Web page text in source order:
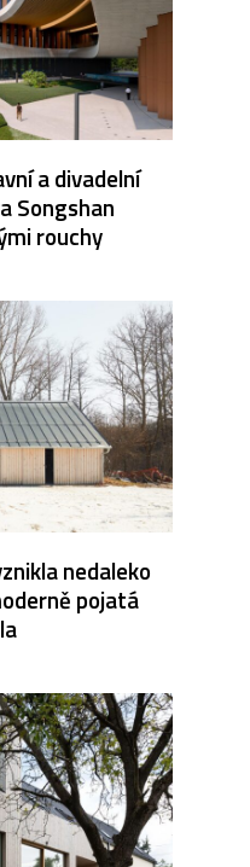
a divadelní
Songshan
rouchy
nedaleko
pojatá